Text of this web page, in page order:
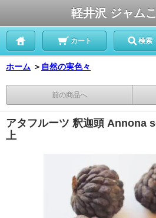
軽井沢 ジャム
カート 検索
ホーム ＞ 自然の実色々
前の商品へ
アタフルーツ 釈迦頭 Annona
上